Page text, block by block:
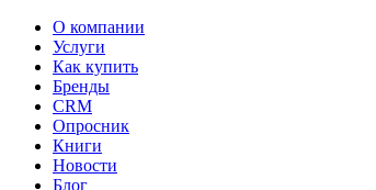
О компании
Услуги
Как купить
Бренды
CRM
Опросник
Книги
Новости
Блог